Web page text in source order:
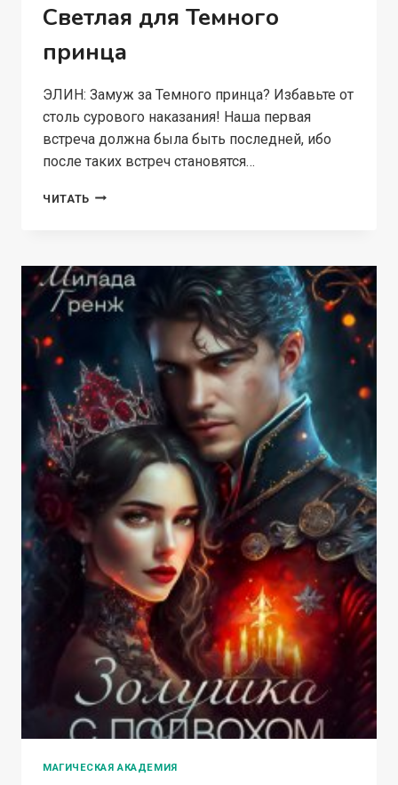
Светлая для Темного
принца
ЭЛИН: Замуж за Темного принца? Избавьте от
столь сурового наказания! Наша первая
встреча должна была быть последней, ибо
после таких встреч становятся…
ЧИТАТЬ АКАДЕМИЯ
ДЛЯ
ТЕМНОГО
ПРИНЦА
МАГИЧЕСКАЯ АКАДЕМИЯ